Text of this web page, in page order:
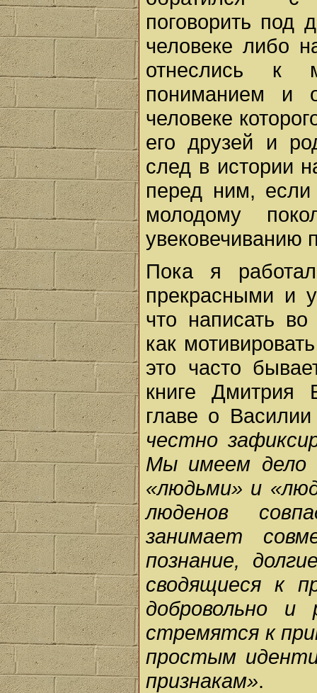
поговорить под
человеке либо
отнеслись к
пониманием и
человеке
его друзей и
след в истории
перед ним, если
молодому
увековечиванию
Пока я
прекрасными и
что написать
как
это часто
книге Дмитрия
главе о
честно
Мы имеем дело
«людьми» и
люденов
занимает
познание,
сводящиеся к
добровольно и
стремятся к
простым
признакам».